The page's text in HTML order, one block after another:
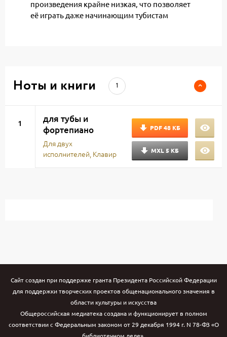
произведения крайне низкая, что позволяет
её играть даже начинающим тубистам
Ноты и книги 1
1
для тубы и
фортепиано
Для двух
исполнителей, Клавир
PDF48 КБ
MXL5 КБ
Сайт создан при поддержке гранта Президента Российской Федерации
для поддержки творческих проектов общенационального значения в
области культуры и искусства
Общероссийская медиатека создана и функционирует в полном
соответствии с Федеральным законом от 29 декабря 1994 г. N 78-ФЗ «О